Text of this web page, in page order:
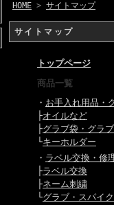
HOME > サイトマップ
サイトマップ
トップページ
商品一覧
・ お手入れ用品・
├オイルなど
├グラブ袋・グラ
└キーホルダー
・ ラベル交換・修
├ラベル交換
├ネーム刺繍
└グラブ・スパイ